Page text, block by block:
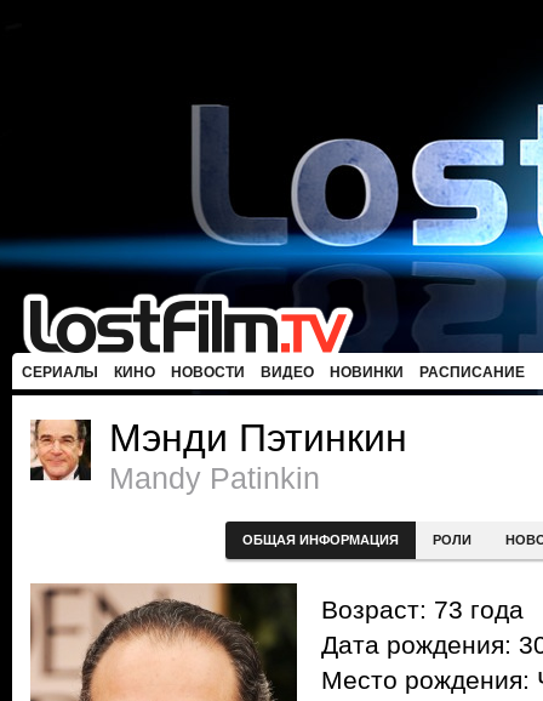
СЕРИАЛЫ КИНО НОВОСТИ ВИДЕО НОВИНКИ РАСПИСАНИЕ
Мэнди Пэтинкин
Mandy Patinkin
ОБЩАЯ ИНФОРМАЦИЯ РОЛИ
Возраст: 73 года
Дата рождения:
Место рождения: